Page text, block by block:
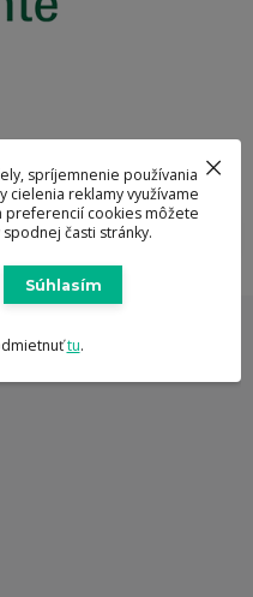
novinky
spríjemnenie používania
cielenia reklamy využívame
preferencií cookies môžete
časti stránky.
Súhlasím
tu.